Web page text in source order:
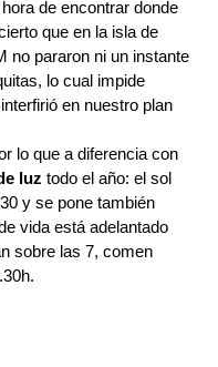
de encontrar donde
que en la isla de
no pararon ni un instante
lo cual impide
en nuestro plan
lo que a diferencia con
luz todo el año: el sol
y se pone también
vida está adelantado
sobre las 7, comen